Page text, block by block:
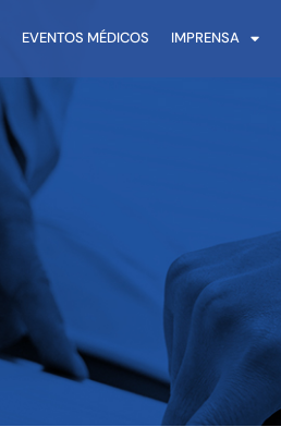
EVENTOS MÉDICOS IMPRENSA